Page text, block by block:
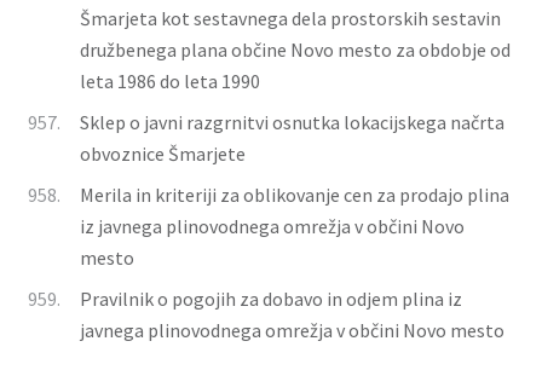
Šmarjeta kot sestavnega dela prostorskih sestavin
družbenega plana občine Novo mesto za obdobje od
leta 1986 do leta 1990
957.
Sklep o javni razgrnitvi osnutka lokacijskega načrta
obvoznice Šmarjete
958.
Merila in kriteriji za oblikovanje cen za prodajo plina
iz javnega plinovodnega omrežja v občini Novo
mesto
959.
Pravilnik o pogojih za dobavo in odjem plina iz
javnega plinovodnega omrežja v občini Novo mesto